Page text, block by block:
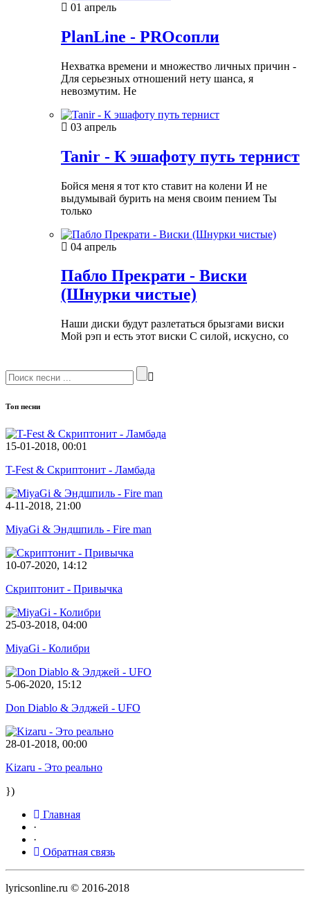
01 апрель
PlanLine - PROсопли
Нехватка времени и множество личных причин -
Для серьезных отношений нету шанса, я
невозмутим. Не
03 апрель
Tanir - К эшафоту путь тернист
Бойся меня я тот кто ставит на колени И не
выдумывай бурить на меня своим пением Ты
только
04 апрель
Пабло Прекрати - Виски
(Шнурки чистые)
Наши диски будут разлетаться брызгами виски
Мой рэп и есть этот виски С силой, искусно, со
Топ песни
15-01-2018, 00:01
T-Fest & Скриптонит - Ламбада
4-11-2018, 21:00
MiyaGi & Эндшпиль - Fire man
10-07-2020, 14:12
Скриптонит - Привычка
25-03-2018, 04:00
MiyaGi - Колибри
5-06-2020, 15:12
Don Diablo & Элджей - UFO
28-01-2018, 00:00
Kizaru - Это реально
})
Главная
·
·
Обратная связь
lyricsonline.ru © 2016-2018